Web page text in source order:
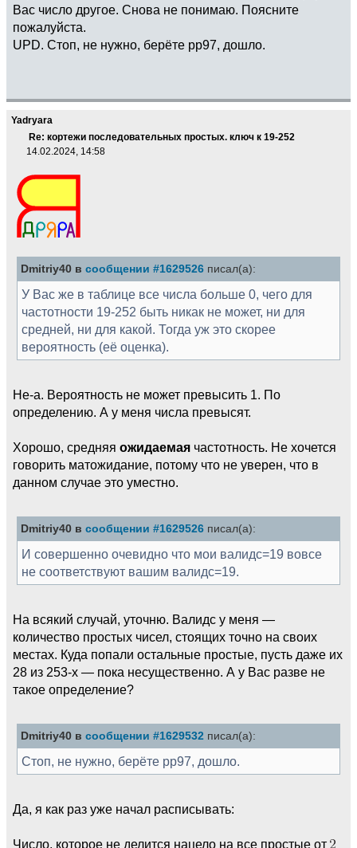
Вас число другое. Снова не понимаю. Поясните
пожалуйста.
UPD. Стоп, не нужно, берёте pp97, дошло.
Yadryara
Re: кортежи последовательных простых. ключ к 19-252
14.02.2024, 14:58
Dmitriy40 в сообщении #1629526 писал(а):
У Вас же в таблице все числа больше 0, чего для
частотности 19-252 быть никак не может, ни для
средней, ни для какой. Тогда уж это скорее
вероятность (её оценка).
Не-а. Вероятность не может превысить 1. По
определению. А у меня числа превысят.
Хорошо, средняя ожидаемая частотность. Не хочется
говорить матожидание, потому что не уверен, что в
данном случае это уместно.
Dmitriy40 в сообщении #1629526 писал(а):
И совершенно очевидно что мои валидс=19 вовсе
не соответствуют вашим валидс=19.
На всякий случай, уточню. Валидс у меня —
количество простых чисел, стоящих точно на своих
местах. Куда попали остальные простые, пусть даже их
28 из 253-х — пока несущественно. А у Вас разве не
такое определение?
Dmitriy40 в сообщении #1629532 писал(а):
Стоп, не нужно, берёте pp97, дошло.
Да, я как раз уже начал расписывать:
Число, которое не делится нацело на все простые от